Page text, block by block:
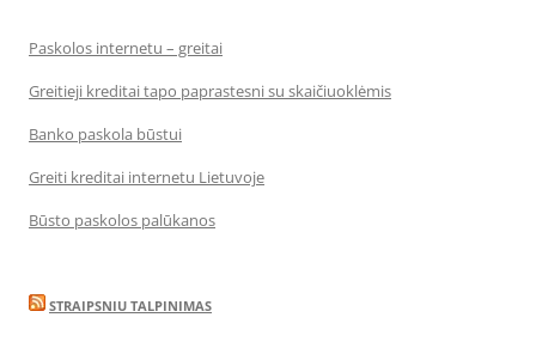
Paskolos internetu – greitai
Greitieji kreditai tapo paprastesni su skaičiuoklėmis
Banko paskola būstui
Greiti kreditai internetu Lietuvoje
Būsto paskolos palūkanos
STRAIPSNIU TALPINIMAS